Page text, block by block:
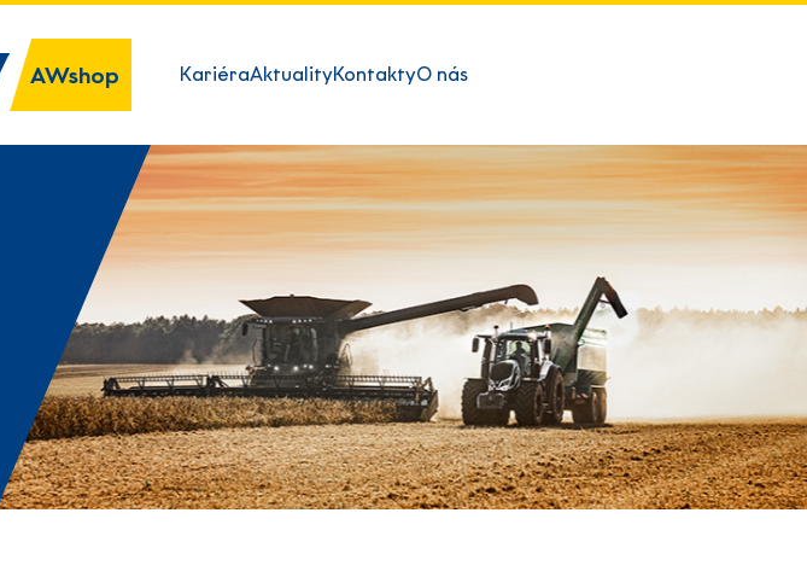
AWshop KariéraAktualityKontaktyO nás